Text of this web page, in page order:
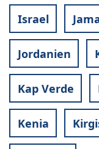
Israel
Jordanien
Kap Verde
Kenia